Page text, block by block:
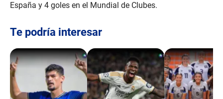
España y 4 goles en el Mundial de Clubes.
Te podría interesar